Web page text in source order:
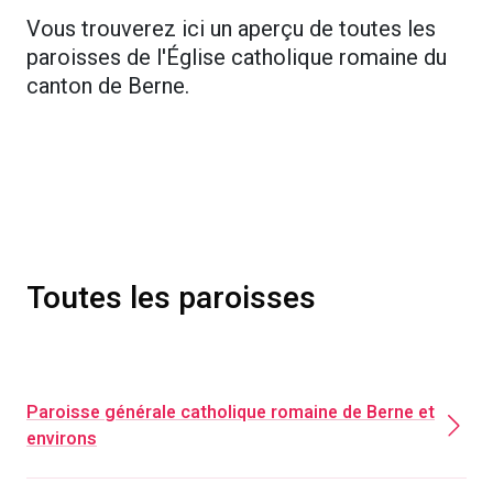
Vous trouverez ici un aperçu de toutes les
paroisses de l'Église catholique romaine du
canton de Berne.
Toutes les paroisses
Paroisse générale catholique romaine de Berne et
environs